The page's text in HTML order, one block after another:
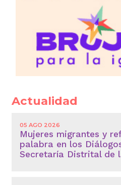
Actualidad
05 AGO 2026
Mujeres migrantes y
palabra en los
Secretaría Distrital de